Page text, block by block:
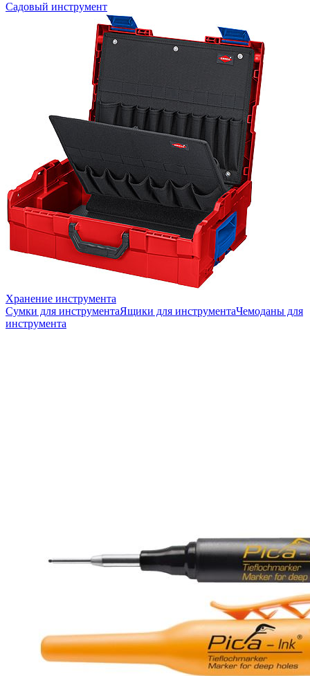
Садовый инструмент
Хранение инструмента
Сумки для инструментаЯщики для инструментаЧемоданы для
инструмента